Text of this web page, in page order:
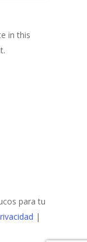
in this
para tu
|